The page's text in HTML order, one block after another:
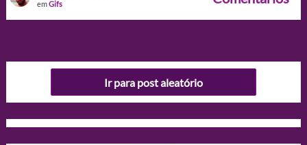
emGifs
Ir para post aleatório